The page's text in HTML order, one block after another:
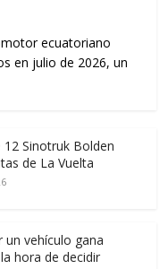
ecuatoriano
en julio de 2026, un
12 Sinotruk Bolden
de La Vuelta
un vehículo gana
hora de decidir